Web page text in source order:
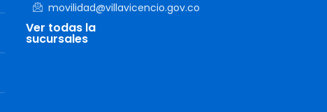
movilidad@villavicencio.gov.co
Ver todas la
sucursales